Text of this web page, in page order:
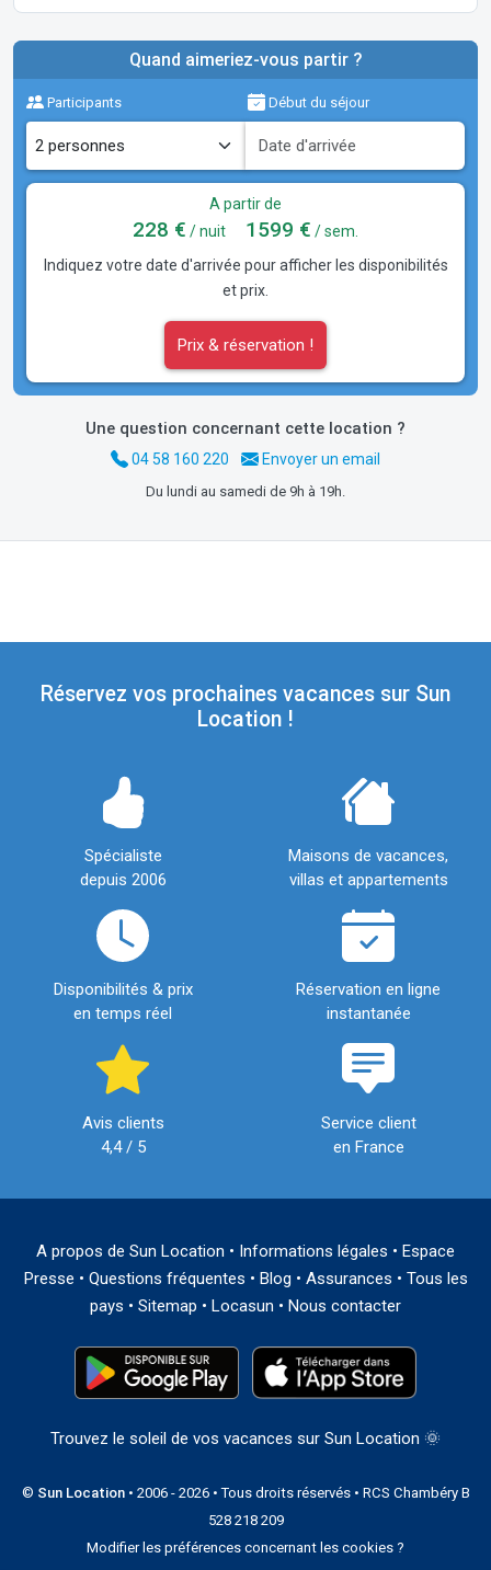
Quand aimeriez-vous partir ?
Participants Début du séjour
A partir de
228 € / nuit 1599 € / sem.
Indiquez votre date d'arrivée pour afficher les disponibilités
et prix.
Prix & réservation !
Une question concernant cette location ?
04 58 160 220 Envoyer un email
Du lundi au samedi de 9h à 19h.
Réservez vos prochaines vacances sur Sun
Location !
Spécialiste
depuis 2006
Maisons de vacances,
villas et appartements
Disponibilités & prix
en temps réel
Réservation en ligne
instantanée
Avis clients
4,4 / 5
Service client
en France
A propos de Sun Location • Informations légales • Espace
Presse • Questions fréquentes • Blog • Assurances • Tous les
pays • Sitemap • Locasun • Nous contacter
Trouvez le soleil de vos vacances sur Sun Location 🌞
© Sun Location• 2006 - 2026 • Tous droits réservés • RCS Chambéry B
528 218 209
Modifier les préférences concernant les cookies ?